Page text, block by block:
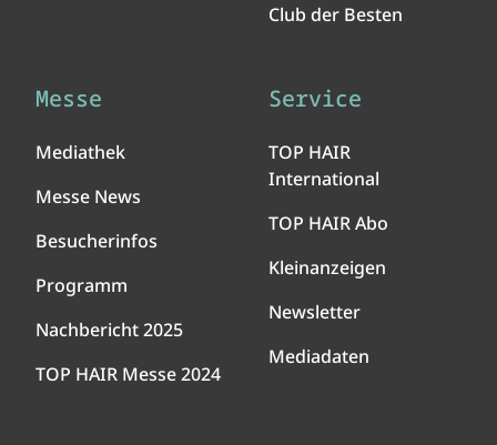
Club der Besten
Messe
Mediathek
Messe News
Besucherinfos
Programm
Nachbericht 2025
TOP HAIR Messe 2024
Service
TOP HAIR
International
TOP HAIR Abo
Kleinanzeigen
Newsletter
Mediadaten